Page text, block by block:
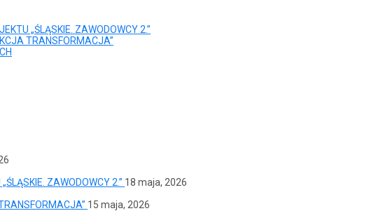
„ŚLĄSKIE. ZAWODOWCY 2.”
TRANSFORMACJA”
ZAWODOWCY 2.” 18 maja, 2026
15 maja, 2026